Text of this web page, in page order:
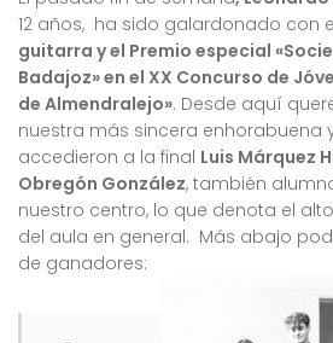
12 años, ha sido galardonado con
guitarra y el Premio especial
Badajoz» en el XX Concurso de
de Almendralejo». Desde aquí
nuestra más sincera enhorabuena
accedieron a la final Luis Márquez
Obregón González, también
nuestro centro, lo que denota el
del aula en general. Más abajo
de ganadores: